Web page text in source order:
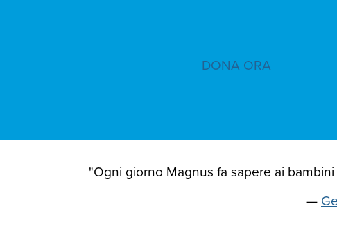
DONA ORA
"Ogni giorno Magnus fa sapere ai
—